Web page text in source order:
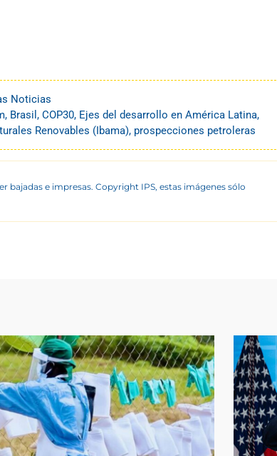
Noticias
, Brasil , COP30, Ejes del desarrollo en América Latina,
Renovables (Ibama), prospecciones petroleras
bajadas e impresas. Copyright IPS, estas imágenes sólo